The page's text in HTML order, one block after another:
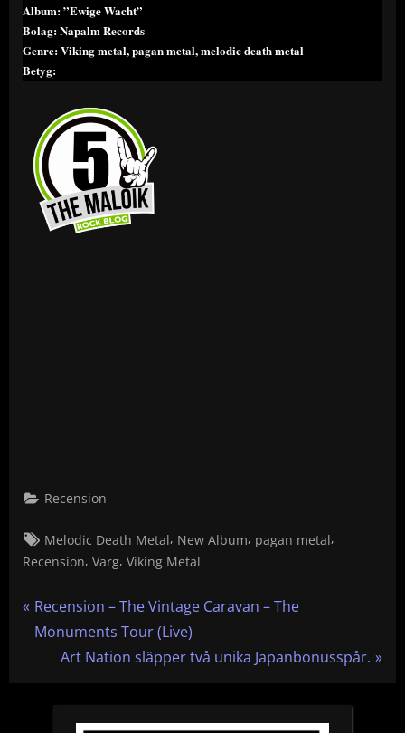
Album: ”Ewige Wacht”
Bolag: Napalm Records
Genre: Viking metal, pagan metal, melodic death metal
Betyg:
Recension
Tags:
Melodic Death Metal, New Album, pagan metal,
Recension, Varg, Viking Metal
P
r
Recension – The Vintage Caravan – The
Monuments Tour (Live)
N
Art Nation släpper två unika Japanbonusspår.